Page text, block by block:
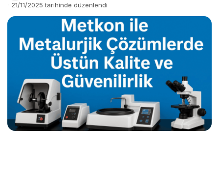
21/11/2025 tarihinde düzenlendi